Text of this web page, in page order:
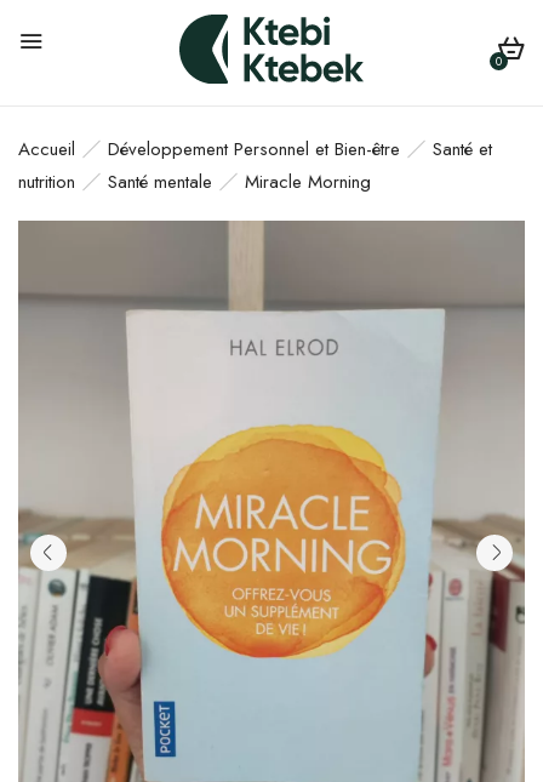
0
Accueil Développement Personnel et Bien-être
Santé et
nutrition
Santé mentale Miracle Morning